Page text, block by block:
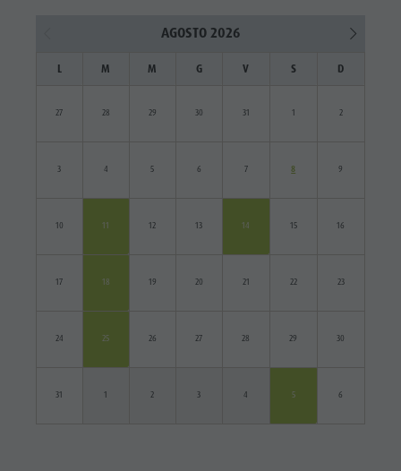
AGOSTO 2026
L M M G V S D
27 28 29 30 31 1 2
3 4 5 6 7 8 9
10 11 12 13 14 15 16
17 18 19 20 21 22 23
24 25 26 27 28 29 30
31 1 2 3 4 5 6